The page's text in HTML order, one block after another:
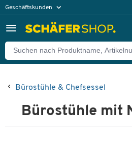
Geschäftskunden
Bürostühle & Chefsessel
Bürostühle mit